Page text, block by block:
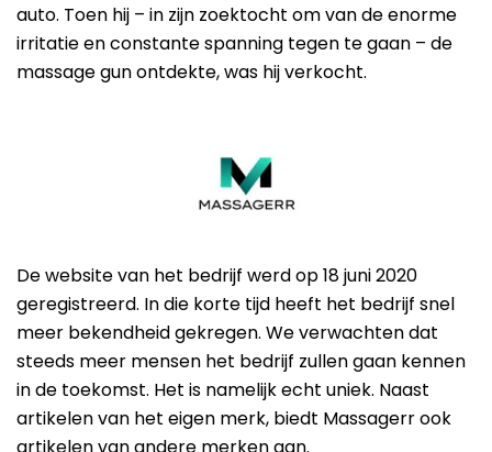
auto. Toen hij – in zijn zoektocht om van de enorme
irritatie en constante spanning tegen te gaan – de
massage gun ontdekte, was hij verkocht.
De website van het bedrijf werd op 18 juni 2020
geregistreerd. In die korte tijd heeft het bedrijf snel
meer bekendheid gekregen. We verwachten dat
steeds meer mensen het bedrijf zullen gaan kennen
in de toekomst. Het is namelijk echt uniek. Naast
artikelen van het eigen merk, biedt Massagerr ook
artikelen van andere merken aan.